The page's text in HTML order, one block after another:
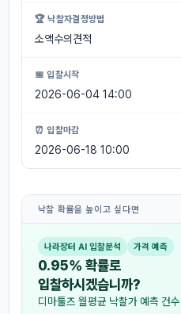
🏆 낙찰자결정방법
소액수의견적
📅 입찰시작
2026-06-04 14:00
⏰ 입찰마감
2026-06-18 10:00
낙찰 확률을 높이고 싶다면
나라장터 AI 입찰분석 가격 예측
0.95% 확률로
입찰하시겠습니까?
디마툴즈 월평균 낙찰가 예측 건